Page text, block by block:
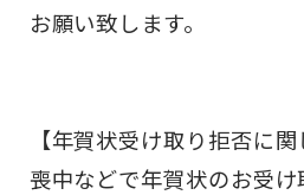
お願い致します。
【年賀状受け取り拒否に関
喪中などで年賀状のお受